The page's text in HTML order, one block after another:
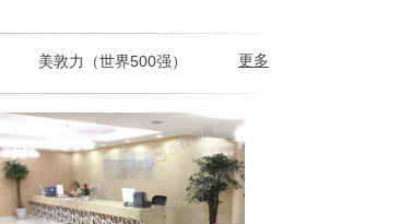
美敦力（世界500强） 更多